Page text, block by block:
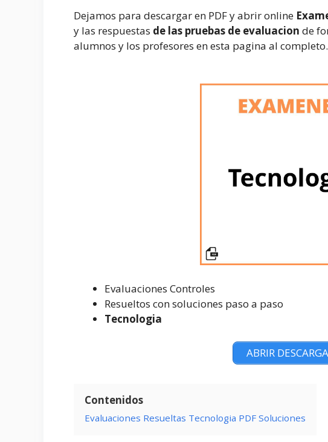
Dejamos para descargar en PDF y abrir online
y las respuestas de las pruebas de evaluacion de
alumnos y los profesores en esta pagina al completo.
Evaluaciones Controles
Resueltos con soluciones paso a paso
Tecnologia
ABRIR
Contenidos
Evaluaciones Resueltas Tecnologia PDF Soluciones